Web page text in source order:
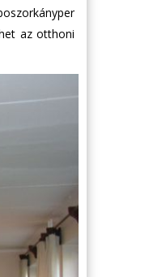
az otthoni